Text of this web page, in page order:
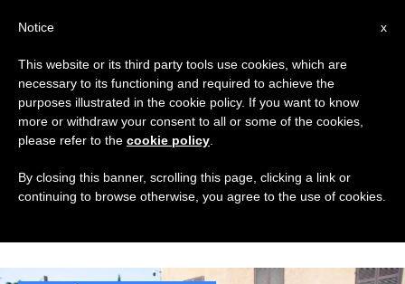
TAG
Posts Tagged ‘المجمع
العام لرهبنة القدّيس
أغسطينوس’
x
Notice
This website or its third party tools use cookies, which are
necessary to its functioning and required to achieve the
purposes illustrated in the cookie policy. If you want to know
more or withdraw your consent to all or some of the cookies,
please refer to the cookie policy
By closing this banner, scrolling this page, clicking a link or
continuing to browse otherwise, you agree to the use of cookies.